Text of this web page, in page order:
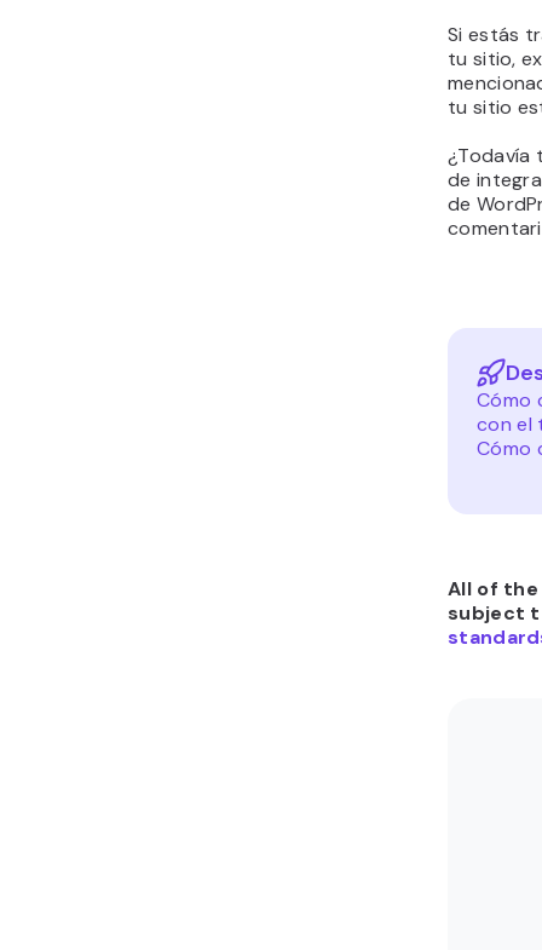
Si estás
tu sitio,
tu sitio
¿Todavía
de
de
Cómo
con el
Cómo
All of
subject